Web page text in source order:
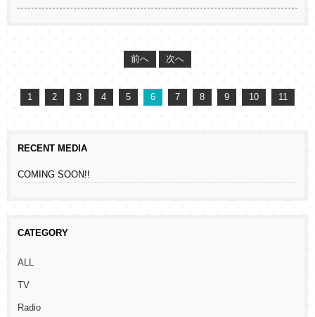
前へ 次へ
1 2 3 4 5 6 7 8 9 10 11
RECENT MEDIA
COMING SOON!!
CATEGORY
ALL
TV
Radio